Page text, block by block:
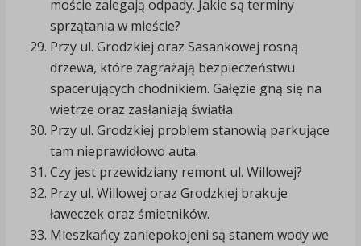
moście zalegają odpady. Jakie są terminy
sprzątania w mieście?
Przy ul. Grodzkiej oraz Sasankowej rosną
drzewa, które zagrażają bezpieczeństwu
spacerujących chodnikiem. Gałęzie gną się na
wietrze oraz zasłaniają światła.
Przy ul. Grodzkiej problem stanowią parkujące
tam nieprawidłowo auta.
Czy jest przewidziany remont ul. Willowej?
Przy ul. Willowej oraz Grodzkiej brakuje
ławeczek oraz śmietników.
Mieszkańcy zaniepokojeni są stanem wody we